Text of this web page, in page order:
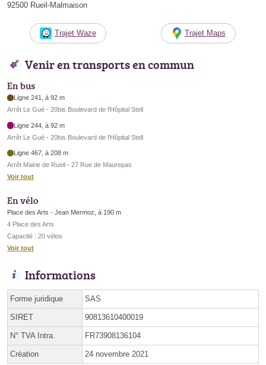
92500 Rueil-Malmaison
Trajet Waze Trajet Maps
Venir en transports en commun
En bus
Ligne 241, à 92 m
Arrêt Le Gué - 20bis Boulevard de l'Hôpital Stell
Ligne 244, à 92 m
Arrêt Le Gué - 20bis Boulevard de l'Hôpital Stell
Ligne 467, à 208 m
Arrêt Mairie de Rueil - 27 Rue de Maurepas
Voir tout
En vélo
Place des Arts - Jean Mermoz, à 190 m
4 Place des Arts
Capacité : 20 vélos
Voir tout
Informations
Forme juridique SAS
SIRET 90813610400019
N° TVA Intra. FR73908136104
Création 24 novembre 2021